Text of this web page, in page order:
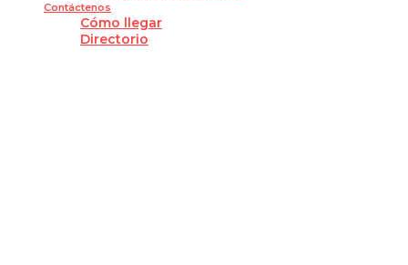
Contáctenos
Cómo llegar
Directorio